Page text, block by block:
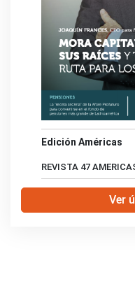
Edición Américas
REVISTA 47
Ver